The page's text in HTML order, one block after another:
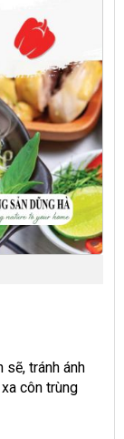
sẽ, tránh ánh
côn trùng